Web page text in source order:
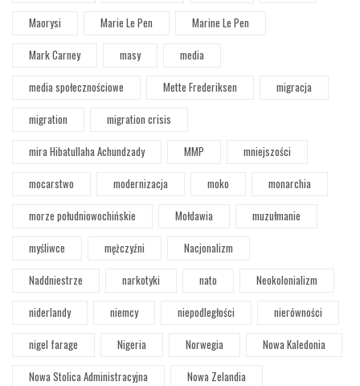
Maorysi
Marie Le Pen
Marine Le Pen
Mark Carney
masy
media
media społecznościowe
Mette Frederiksen
migracja
migration
migration crisis
mira Hibatullaha Achundzady
MMP
mniejszości
mocarstwo
modernizacja moko
monarchia
morze południowochińskie
Mołdawia
muzułmanie
myśliwce
mężczyźni
Nacjonalizm
Naddniestrze
narkotyki nato
Neokolonializm
niderlandy
niemcy niepodległości
nierówności
nigel farage
Nigeria Norwegia
Nowa Kaledonia
Nowa Stolica Administracyjna
Nowa Zelandia